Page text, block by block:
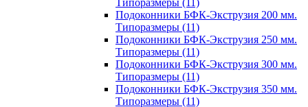
Типоразмеры (11)
Подоконники БФК-Экструзия 200 мм.
Типоразмеры (11)
Подоконники БФК-Экструзия 250 мм.
Типоразмеры (11)
Подоконники БФК-Экструзия 300 мм.
Типоразмеры (11)
Подоконники БФК-Экструзия 350 мм.
Типоразмеры (11)